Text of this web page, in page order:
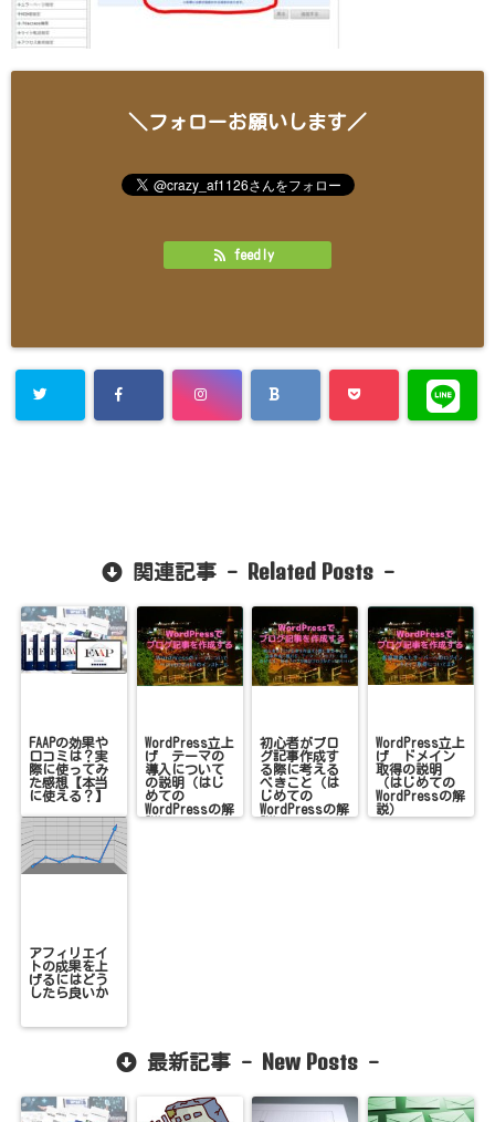
＼フォローお願いします／
feedly
関連記事 - Related Posts-
FAAPの効果や
口コミは？実
際に使ってみ
た感想【本当
に使える？】
WordPress立上
げ テーマの
導入について
の説明（はじ
めての
WordPressの解
説）
初心者がブロ
グ記事作成す
る際に考える
べきこと（は
じめての
WordPressの解
説）
WordPress立上
げ ドメイン
取得の説明
（はじめての
WordPressの解
説）
アフィリエイ
トの成果を上
げるにはどう
したら良いか
最新記事 - New Posts -